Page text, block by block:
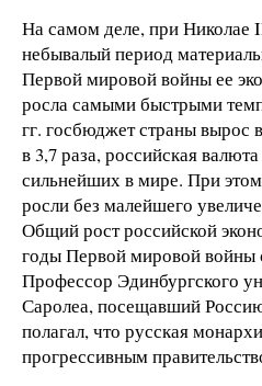
На самом деле, при Николае
небывалый период
Первой мировой войны ее
росла самыми быстрыми
гг. госбюджет страны вырос
в 3,7 раза, российская
сильнейших в мире. При
росли без малейшего
Общий рост российской
годы Первой мировой войны
Профессор Эдинбургского
Саролеа, посещавший
полагал, что русская
прогрессивным